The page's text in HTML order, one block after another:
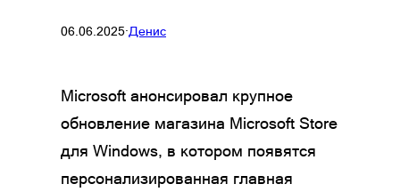
06.06.2025·Денис
Microsoft анонсировал крупное
обновление магазина Microsoft Store
для Windows, в котором появятся
персонализированная главная